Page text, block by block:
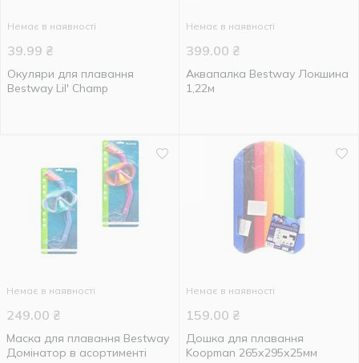
Немає в наявності
39.99 ₴
Окуляри для плавання
Bestway Lil' Champ
Немає в наявності
399.00 ₴
Аквапалка Bestway Локшина
1,22м
Немає в наявності
249.00 ₴
Маска для плавання Bestway
Домінатор в асортименті
Немає в наявності
159.00 ₴
Дошка для плавання
Koopman 265х295х25мм